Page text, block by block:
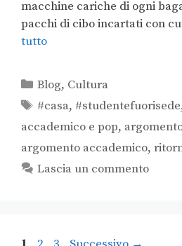
macchine cariche di ogni
pacchi di cibo incartati con
tutto
Blog, Cultura
#casa, #studentefuorisede
accademico e pop,
argomento accademico,
Lascia un commento